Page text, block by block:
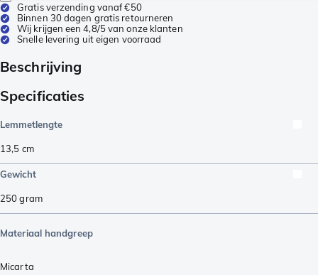
Gratis verzending vanaf €50
Binnen 30 dagen gratis retourneren
Wij krijgen een 4,8/5 van onze klanten
Snelle levering uit eigen voorraad
Beschrijving
Specificaties
Lemmetlengte
13,5 cm
Gewicht
250gram
Materiaal handgreep
Micarta